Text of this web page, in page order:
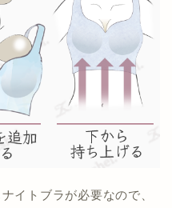
イトブラが必要なので、